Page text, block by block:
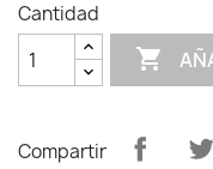
Cantidad

Compartir